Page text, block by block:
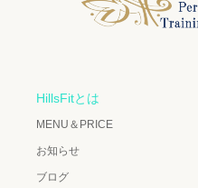
HillsFitとは
MENU＆PRICE
お知らせ
ブログ